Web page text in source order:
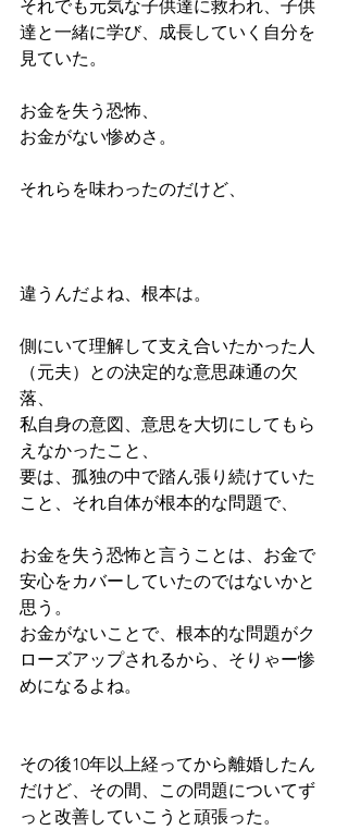
それでも元気な子供達に救われ、子供
達と一緒に学び、成長していく自分を
見ていた。
お金を失う恐怖、
お金がない惨めさ。
それらを味わったのだけど、
違うんだよね、根本は。
側にいて理解して支え合いたかった人
（元夫）との決定的な意思疎通の欠
落、
私自身の意図、意思を大切にしてもら
えなかったこと、
要は、孤独の中で踏ん張り続けていた
こと、それ自体が根本的な問題で、
お金を失う恐怖と言うことは、お金で
安心をカバーしていたのではないかと
思う。
お金がないことで、根本的な問題がク
ローズアップされるから、そりゃー惨
めになるよね。
その後10年以上経ってから離婚したん
だけど、その間、この問題についてず
っと改善していこうと頑張った。